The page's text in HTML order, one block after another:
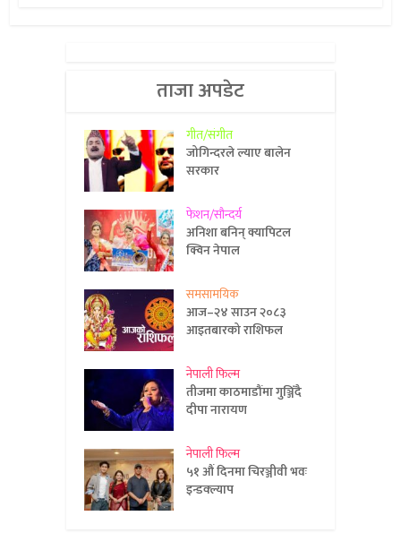
ताजा अपडेट
गीत/संगीत
जोगिन्दरले ल्याए बालेन
सरकार
फेशन/सौन्दर्य
अनिशा बनिन् क्यापिटल
क्विन नेपाल
समसामयिक
आज–२४ साउन २०८३
आइतबारको राशिफल
नेपाली फिल्म
तीजमा काठमाडौंमा गुञ्जिँदै
दीपा नारायण
नेपाली फिल्म
५१ औं दिनमा चिरञ्जीवी भवः
इन्डक्ल्याप